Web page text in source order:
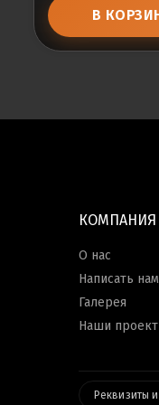
В
КОМПАНИЯ
О нас
Написать нам
Галерея
Наши
Реквизиты